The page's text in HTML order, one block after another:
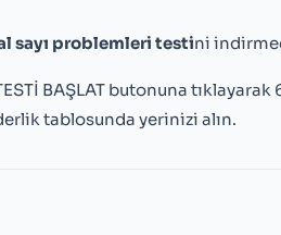
sayı problemleri testini
BAŞLAT butonuna
tablosunda yerinizi alın.